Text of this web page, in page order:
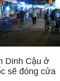
Dinh Cậu ở
sẽ đóng cửa